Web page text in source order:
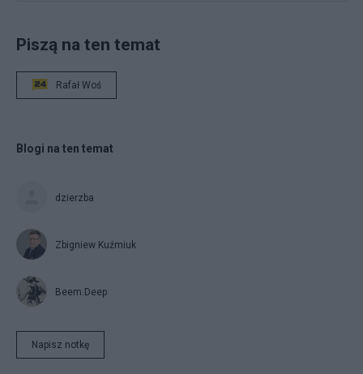
Piszą na ten temat
Rafał Woś
Blogi na ten temat
dzierzba
Zbigniew Kuźmiuk
Beem.Deep
Napisz notkę